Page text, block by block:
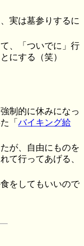
実は墓参りするに
、「ついでに」行
にする（笑）
制的に休みになっ
「バイキング給
が、自由にものを
て行ってあげる、
をしてもいいので